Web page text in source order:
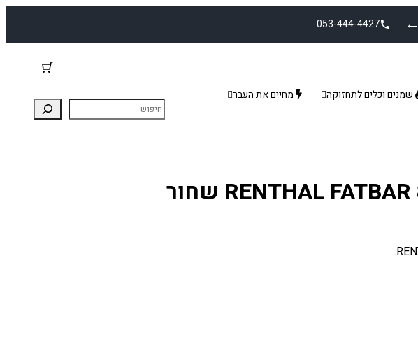
←
053-444-4427
שמנים וכלים לתחזוקה
מחיים את העבר